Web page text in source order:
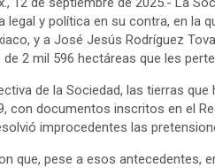
legal y política en su contra, en la
y a José Jesús Rodríguez
2 mil 596 hectáreas que les
de la Sociedad, las tierras
con documentos inscritos en el
improcedentes las
que, pese a esos antecedentes,